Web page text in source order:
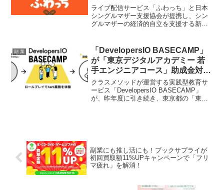
道
ライブ配信サービス「ふわっち」と日本
シングルマザー支援協会が提携し、シン
グルマザーの経済的自立を支援する新た
に縛られない新しい収益源として注目さ
れています。副業を検討している方も必
見の、自分らしく輝けるチャンスをご紹
介します。
副 業
「DevelopersIO BASECAMP」
が「東京デジタルアカデミー 若
手エンジニアコース」助成金対象
講座に継続選定！「CMキャリ
ア」連携でスキル習得から転職ま
で一気通貫サポート！
クラスメソッドが運営する実践型教育サ
ービス「DevelopersIO BASECAMP」
が、昨年度に引き続き、東京都の「東京
からキャリアアップ転職まで、一気通貫
でサポートが受けられるようになりま
す。
副業にも推し活にも！ブックサプライが
初回買取額11%UPキャンペーンで「フリ
マ疲れ」を解消！